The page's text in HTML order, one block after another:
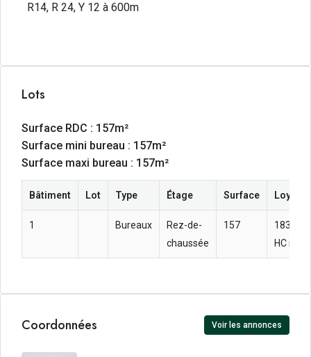
R14, R 24, Y 12 à 600m
Lots
Surface RDC : 157m²
Surface mini bureau : 157m²
Surface maxi bureau : 157m²
Bâtiment Lot Type Étage Surface Loyer
1 Bureaux
Rez-de-
chaussée
157
183.43 
HC m²
Coordonnées Voir les annonces